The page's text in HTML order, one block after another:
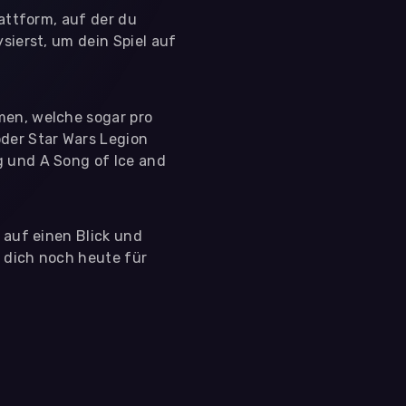
auf der du
um dein Spiel auf
welche sogar pro
Star Wars Legion
und A Song of Ice and
auf einen Blick und
dich noch heute für